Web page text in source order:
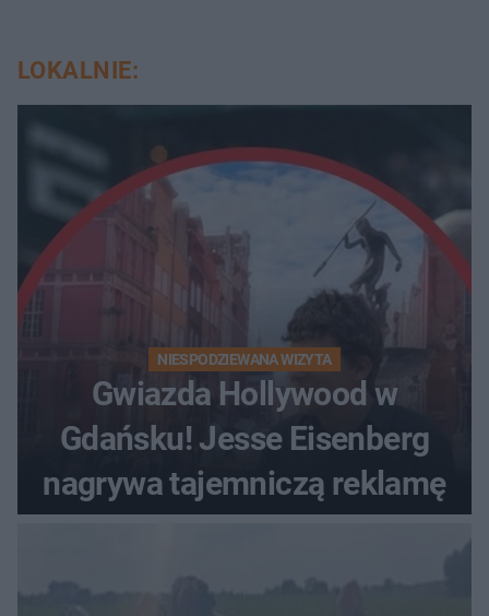
LOKALNIE:
NIESPODZIEWANA WIZYTA
Gwiazda Hollywood w
Gdańsku! Jesse Eisenberg
nagrywa tajemniczą reklamę